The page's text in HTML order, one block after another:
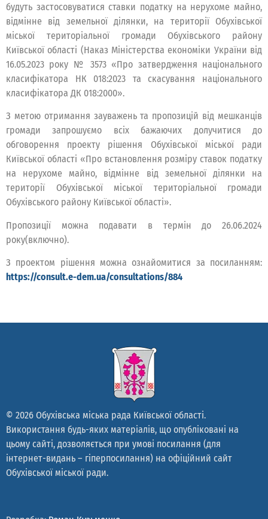
будуть застосовуватися ставки податку на нерухоме майно,
відмінне від земельної ділянки, на території Обухівської
міської територіальної громади Обухівського району
Київської області (Наказ Міністерства економіки України від
16.05.2023 року № 3573 «Про затвердження національного
класифікатора НК 018:2023 та скасування національного
класифікатора ДК 018:2000».
З метою отримання зауважень та пропозицій від мешканців
громади запрошуємо всіх бажаючих долучитися до
обговорення проекту рішення Обухівської міської ради
Київської області «Про встановлення розміру ставок податку
на нерухоме майно, відмінне від земельної ділянки на
території Обухівської міської територіальної громади
Обухівського району Київської області».
Пропозиції можна подавати в термін до 26.06.2024
року(включно).
З проектом рішення можна ознайомитися за посиланням:
https://consult.e-dem.ua/consultations/884
© 2026 Обухівська міська рада Київської області.
Використання будь-яких матеріалів, що опубліковані на
цьому сайті, дозволяється при умові посилання (для
інтернет-видань – гіперпосилання) на офіційний сайт
Обухівської міської ради.